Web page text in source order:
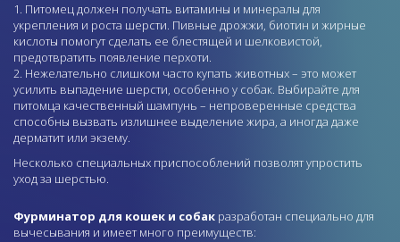
Питомец должен получать витамины и минералы для
укрепления и роста шерсти. Пивные дрожжи, биотин и жирные
кислоты помогут сделать ее блестящей и шелковистой,
предотвратить появление перхоти.
Нежелательно слишком часто купать животных – это может
усилить выпадение шерсти, особенно у собак. Выбирайте для
питомца качественный шампунь – непроверенные средства
способны вызвать излишнее выделение жира, а иногда даже
дерматит или экзему.
Несколько специальных приспособлений позволят упростить
уход за шерстью.
Фурминатор для кошек и собак разработан специально для
вычесывания и имеет много преимуществ: